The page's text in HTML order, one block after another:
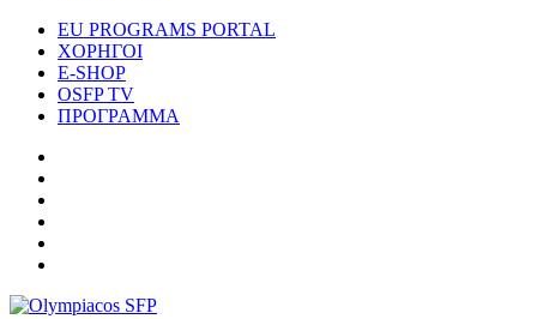
EU PROGRAMS PORTAL
ΧΟΡΗΓΟΙ
E-SHOP
OSFP TV
ΠΡΟΓΡΑΜΜΑ